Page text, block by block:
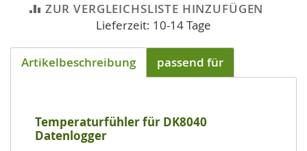
ZUR VERGLEICHSLISTE HINZUFÜGEN
Lieferzeit: 10-14 Tage
Artikelbeschreibung passend für
Temperaturfühler für DK8040
Datenlogger